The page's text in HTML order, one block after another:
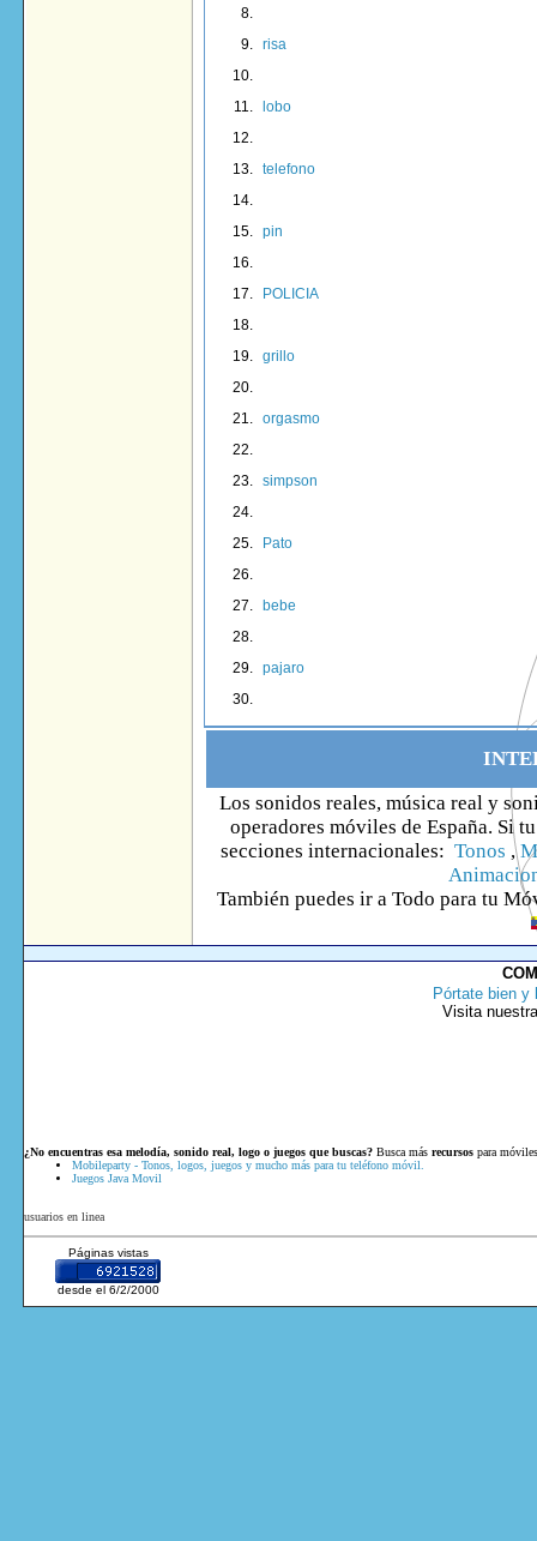
risa
lobo
telefono
pin
POLICIA
grillo
orgasmo
simpson
Pato
bebe
pajaro
Los sonidos reales, música real y
operadores móviles de España. Si
secciones internacionales: Tonos ,
También puedes ir a Todo para tu
Pórtate bien y
Visita
¿No encuentras esa melodía, sonido real, logo o juegos que buscas? Busca más recursos para
Mobileparty - Tonos, logos, juegos y mucho más para tu teléfono móvil.
Juegos Java Movil
usuarios en linea
Páginas vistas
desde el 6/2/2000